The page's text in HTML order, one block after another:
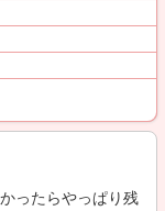
ったらやっぱり残